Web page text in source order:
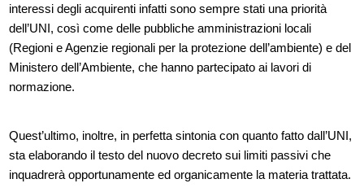
interessi degli acquirenti infatti sono sempre stati una priorità
dell’UNI, così come delle pubbliche amministrazioni locali
(Regioni e Agenzie regionali per la protezione dell’ambiente) e del
Ministero dell’Ambiente, che hanno partecipato ai lavori di
normazione.
Quest’ultimo, inoltre, in perfetta sintonia con quanto fatto dall’UNI,
sta elaborando il testo del nuovo decreto sui limiti passivi che
inquadrerà opportunamente ed organicamente la materia trattata.